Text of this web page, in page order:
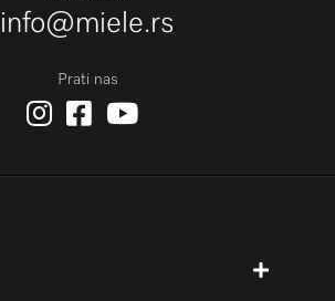
info@miele.rs
Prati nas